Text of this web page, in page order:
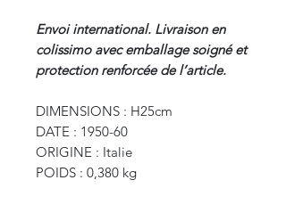
Envoi international. Livraison en
colissimo avec emballage soigné et
protection renforcée de l’article.
DIMENSIONS : H25cm
DATE : 1950-60
ORIGINE : Italie
POIDS : 0,380 kg